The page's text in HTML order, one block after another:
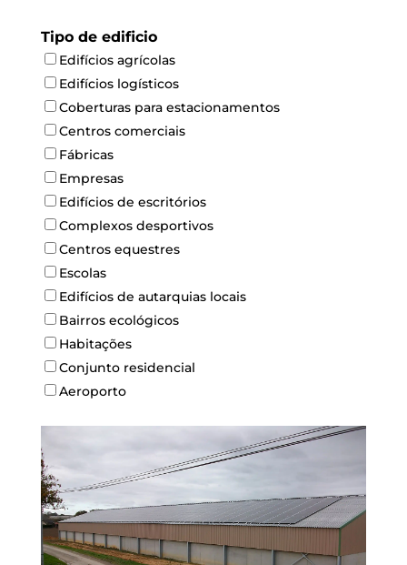
Tipo de edificio
Edifícios agrícolas
Edifícios logísticos
Coberturas para estacionamentos
Centros comerciais
Fábricas
Empresas
Edifícios de escritórios
Complexos desportivos
Centros equestres
Escolas
Edifícios de autarquias locais
Bairros ecológicos
Habitações
Conjunto residencial
Aeroporto